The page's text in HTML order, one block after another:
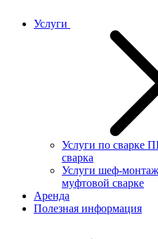
Услуги
Услуги по сварке
сварка
Услуги шеф-
муфтовой сварке
Аренда
Полезная информация